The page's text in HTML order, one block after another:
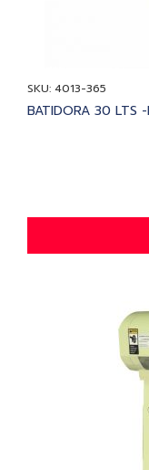
SKU: 4013-365
BATIDORA 30 LTS -